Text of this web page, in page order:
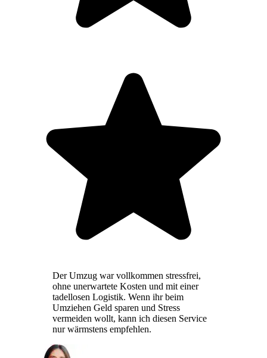
Der Umzug war vollkommen stressfrei,
ohne unerwartete Kosten und mit einer
tadellosen Logistik. Wenn ihr beim
Umziehen Geld sparen und Stress
vermeiden wollt, kann ich diesen Service
nur wärmstens empfehlen.